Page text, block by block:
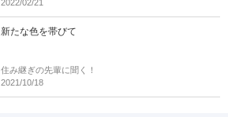
2022/02/21
新たな色を帯びて
住み継ぎの先輩に聞く！
2021/10/18